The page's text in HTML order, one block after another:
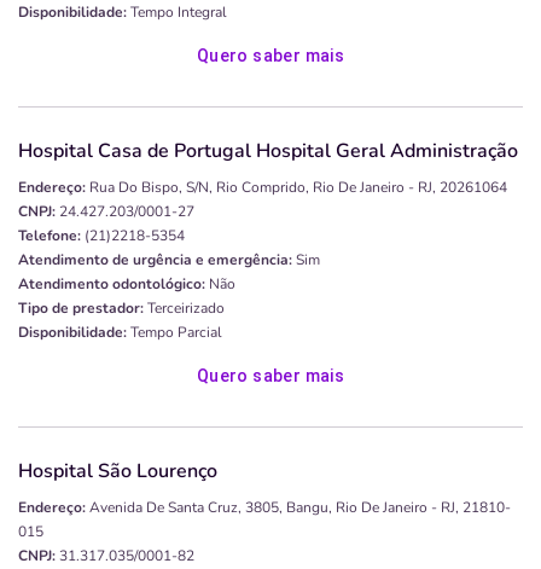
Disponibilidade:Tempo Integral
Quero saber mais
Hospital Casa de Portugal Hospital Geral Administração
Endereço: Rua Do Bispo, S/n, Rio Comprido, Rio De Janeiro - RJ, 20261064
CNPJ: 24.427.203/0001-27
Telefone: (21)2218-5354
Atendimento de urgência e emergência:Sim
Atendimento odontológico: Não
Tipo de prestador:Terceirizado
Disponibilidade:Tempo Parcial
Quero saber mais
Hospital São Lourenço
Endereço:Avenida De Santa Cruz, 3805, Bangu, Rio De Janeiro - RJ, 21810-
015
CNPJ:31.317.035/0001-82